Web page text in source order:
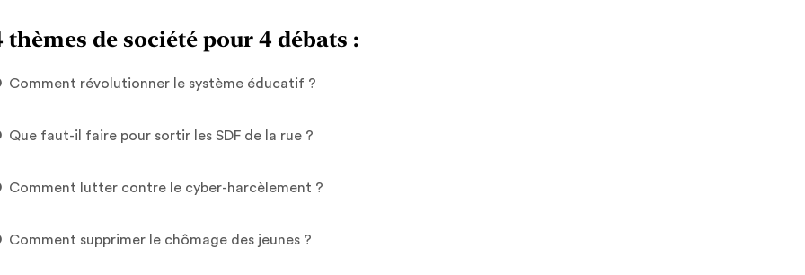
thèmes de société pour 4 débats :
Comment révolutionner le système éducatif ?
Que faut-il faire pour sortir les SDF de la rue ?
Comment lutter contre le cyber-harcèlement ?
Comment supprimer le chômage des jeunes ?